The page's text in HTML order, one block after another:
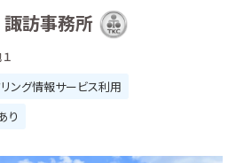
訪事務所
ング情報サービス利用
り